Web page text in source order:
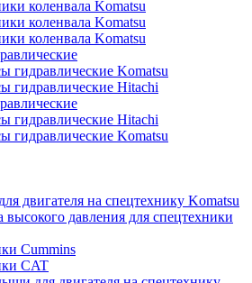
коленвала Komatsu
коленвала Komatsu
коленвала Komatsu
гидравлические Komatsu
гидравлические Hitachi
гидравлические Hitachi
гидравлические Komatsu
двигателя на спецтехнику Komatsu
давления для спецтехники
Cummins
CAT